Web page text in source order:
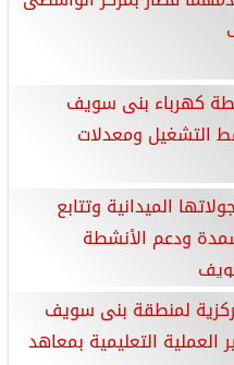
كهرباء بنى سويف
التشغيل ومعدلات
الميدانية وتتابع
ودعم الأنشطة
لمنطقة بنى سويف
العملية التعليمية بمعاهد